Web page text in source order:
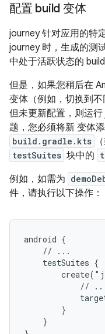
配置 build 变体
journey 针对应用的特
journey 时，生成的测
中处于活跃状态的 build
但是，如果您稍后在
变体（例如，切换到
但未更新配置，则运
题，您必须将新 变体
build.gradle.kts
testSuites 块中的
例如，如需为
件，请执行以下操作：
android {
    // ...
    testSuites {
//
        }
    }